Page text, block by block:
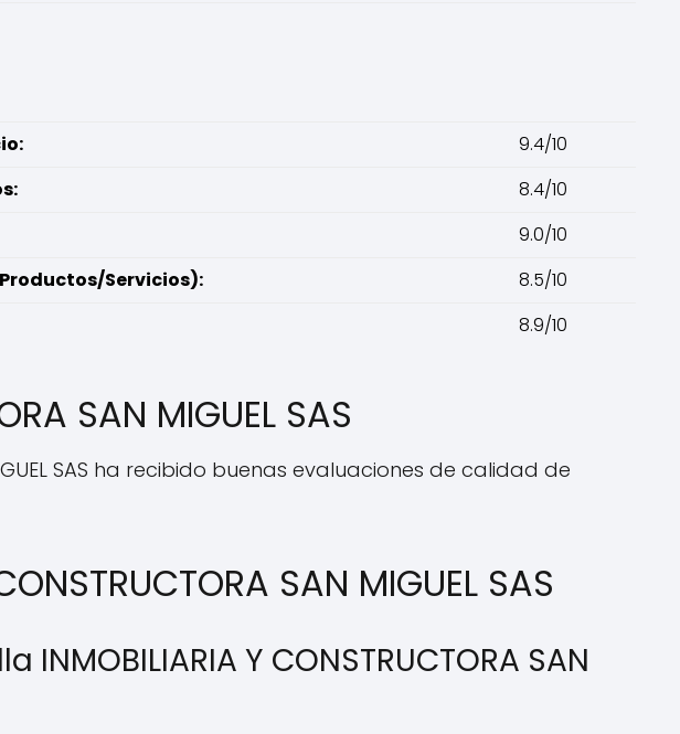
9.4/10
8.4/10
9.0/10
Servicios):
8.5/10
8.9/10
SAN MIGUEL SAS
SAS ha recibido buenas evaluaciones de calidad de
SAN MIGUEL SAS
Y CONSTRUCTORA SAN